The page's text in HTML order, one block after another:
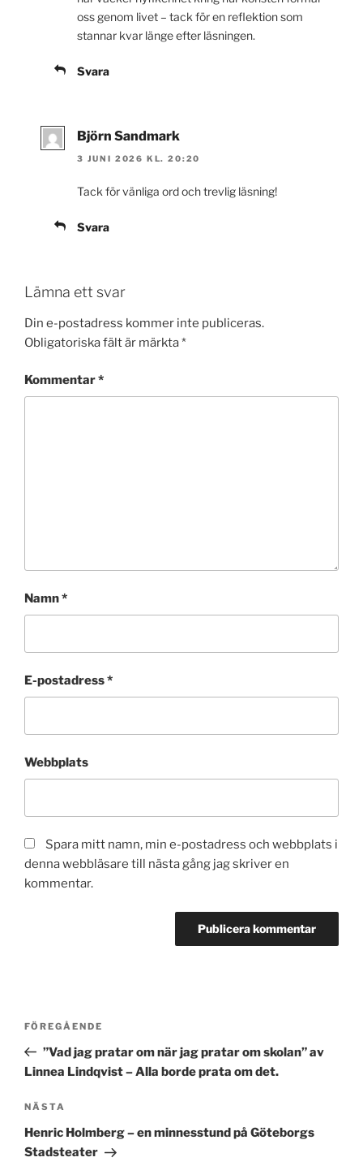
oss genom livet – tack för en reflektion som
stannar kvar länge efter läsningen.
Svara
Björn Sandmark
3 JUNI 2026 KL. 20:20
Tack för vänliga ord och trevlig läsning!
Svara
Lämna ett svar
Din e-postadress kommer inte publiceras.
Obligatoriska fält är märkta*
Kommentar*
Namn*
E-postadress*
Webbplats
Spara mitt namn, min e-postadress och webbplats i
denna webbläsare till nästa gång jag skriver en
kommentar.
Inläggsnavigering
Föregående
inlägg
FÖREGÅENDE
”Vad jag pratar om när jag pratar om skolan” av
Linnea Lindqvist – Alla borde prata om det.
Nästa
inlägg
NÄSTA
Henric Holmberg – en minnesstund på Göteborgs
Stadsteater